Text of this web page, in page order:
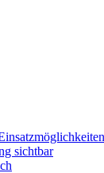
sichtbar